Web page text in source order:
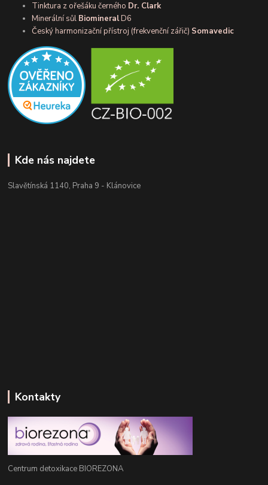
Tinktura z ořešáku černého Dr. Clark
Minerální sůl BiomineralD6
Český harmonizační přístroj (frekvenční zářič) Somavedic
Kde nás najdete
Slavětínská 1140, Praha 9 - Klánovice
Kontakty
Centrum detoxikace BIOREZONA